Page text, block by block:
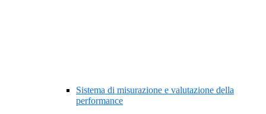
Sistema di misurazione e valutazione della
performance